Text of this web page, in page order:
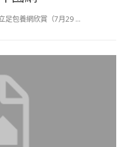
足包養網欣賞（7月29 …